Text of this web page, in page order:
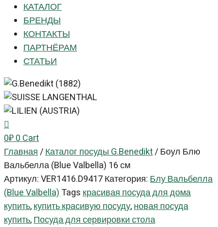
КАТАЛОГ
БРЕНДЫ
КОНТАКТЫ
ПАРТНЁРАМ
СТАТЬИ
0₽0Cart
Главная/Каталог посуды G.Benedikt/Боул Блю
Вальбелла (Blue Valbella) 16 см
Артикул:VER1416.D9417Категория:Блу Вальбелла
(Blue Valbella)Tagsкрасивая посуда для дома
купить,купить красивую посуду,новая посуда
купить,Посуда для сервировки стола